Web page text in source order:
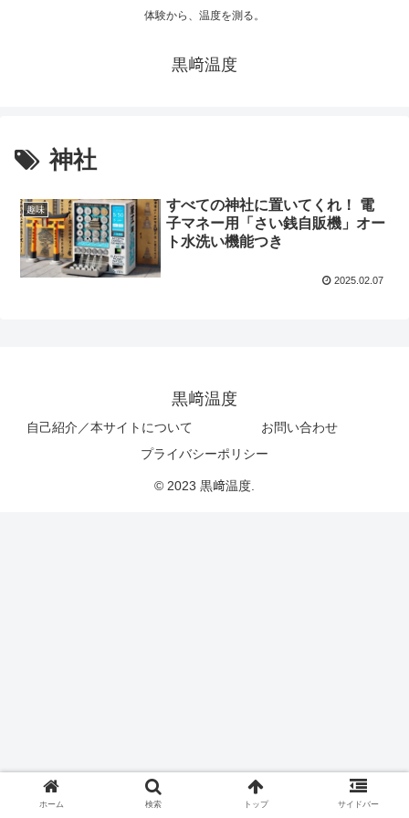
体験から、温度を測る。
黒﨑温度
神社
趣味
すべての神社に置いてくれ！ 電
子マネー用「さい銭自販機」オー
ト水洗い機能つき
2025.02.07
黒﨑温度
自己紹介／本サイトについて
お問い合わせ
プライバシーポリシー
© 2023 黒﨑温度.
ホーム 検索 トップ サイドバー